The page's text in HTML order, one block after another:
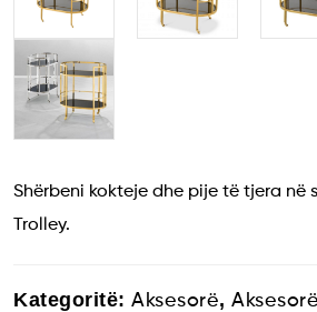
Shërbeni kokteje dhe pije të tjera në
Trolley.
Kategoritë: Aksesorë, Aksesorë